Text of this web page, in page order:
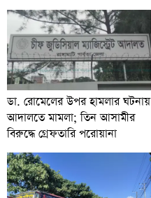
ডা. রোমেলের উপর হামলার ঘটনায়
আদালতে মামলা; তিন আসামীর
বিরুদ্ধে গ্রেফতারি পরোয়ানা